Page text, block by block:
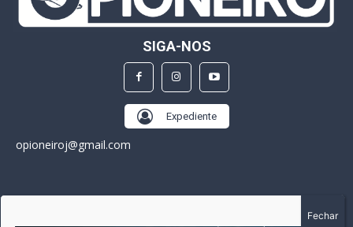
SIGA-NOS
Expediente
opioneiroj@gmail.com